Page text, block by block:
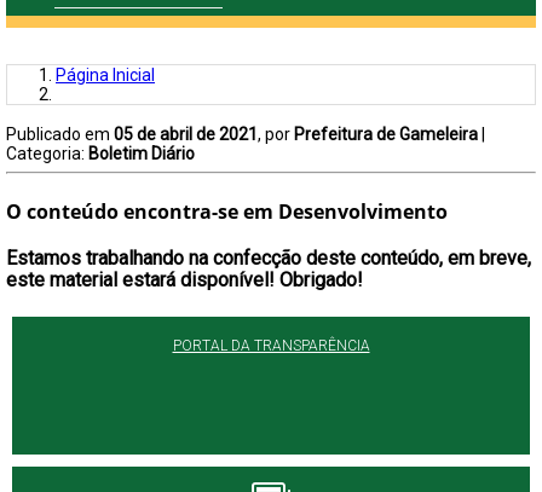
Página Inicial
Publicado em 05 de abril de 2021 , por Prefeitura de Gameleira
Categoria: Boletim Diário
O conteúdo encontra-se em Desenvolvimento
Estamos trabalhando na confecção deste conteúdo, em breve,
este material estará disponível! Obrigado!
PORTAL DA TRANSPARÊNCIA